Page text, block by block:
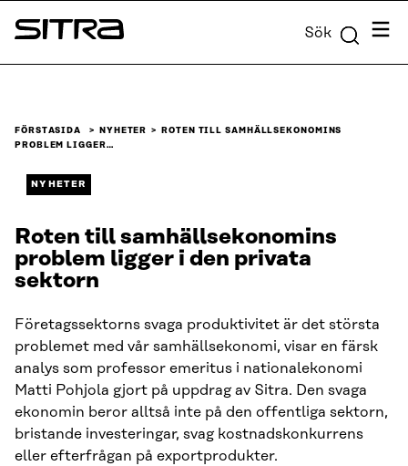
Skip to
content
Sitra Sök Meny
FÖRSTASIDA NYHETER
ROTEN TILL SAMHÄLLSEKONOMINS
PROBLEM LIGGER…
NYHETER
Roten till samhällsekonomins
problem ligger i den privata
sektorn
Företagssektorns svaga produktivitet är det största
problemet med vår samhällsekonomi, visar en färsk
analys som professor emeritus i nationalekonomi
Matti Pohjola gjort på uppdrag av Sitra. Den svaga
ekonomin beror alltså inte på den offentliga sektorn,
bristande investeringar, svag kostnadskonkurrens
eller efterfrågan på exportprodukter.